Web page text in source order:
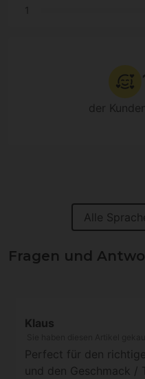
1
der
Alle
Fragen und
Klaus
Perfect für den
und den Geschmack /